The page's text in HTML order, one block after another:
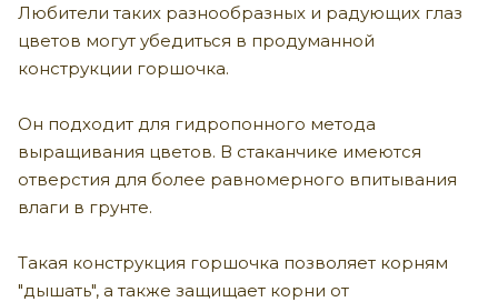
Любители таких разнообразных и радующих глаз
цветов могут убедиться в продуманной
конструкции горшочка.
Он подходит для гидропонного метода
выращивания цветов. В стаканчике имеются
отверстия для более равномерного впитывания
влаги в грунте.
Такая конструкция горшочка позволяет корням
"дышать", а также защищает корни от